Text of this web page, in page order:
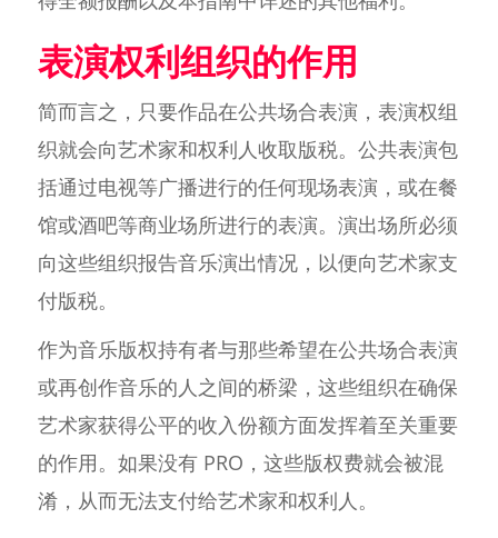
表演权利组织的作用
简而言之，只要作品在公共场合表演，表演权组
织就会向艺术家和权利人收取版税。公共表演包
括通过电视等广播进行的任何现场表演，或在餐
馆或酒吧等商业场所进行的表演。演出场所必须
向这些组织报告音乐演出情况，以便向艺术家支
付版税。
作为音乐版权持有者与那些希望在公共场合表演
或再创作音乐的人之间的桥梁，这些组织在确保
艺术家获得公平的收入份额方面发挥着至关重要
的作用。如果没有 PRO，这些版权费就会被混
淆，从而无法支付给艺术家和权利人。